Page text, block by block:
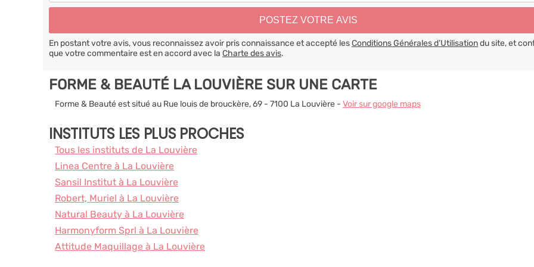
En postant votre avis, vous reconnaissez avoir pris connaissance et accepté lesConditions Générales d’Utilisationdu site, et
que votre commentaire est en accord avec la Charte des avis.
FORME & BEAUTÉ LA LOUVIÈRE SUR UNE CARTE
Forme & Beauté est situé au Rue louis de brouckère, 69 - 7100 La Louvière - Voir sur google maps
INSTITUTS LES PLUS PROCHES
Tous les instituts de La Louvière
Linea Centre à La Louvière
Sansil Institut à La Louvière
Robert, Muriel à La Louvière
Natural Beauty à La Louvière
Harmonyform Sprl à La Louvière
Attitude Maquillage à La Louvière